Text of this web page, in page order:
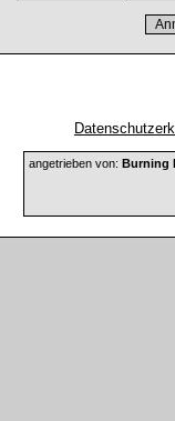
angetrieben von: Burning